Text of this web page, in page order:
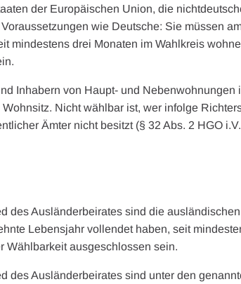
der Europäischen Union, die
wie Deutsche: Sie müssen
mindestens drei Monaten im Wahlkreis
Inhabern von Haupt- und Nebenwohnungen
Nicht wählbar ist, wer infolge
Ämter nicht besitzt (§ 32 Abs. 2 HGO
des Ausländerbeirates sind die
Lebensjahr vollendet haben, seit
Wählbarkeit ausgeschlossen sein.
des Ausländerbeirates sind unter den